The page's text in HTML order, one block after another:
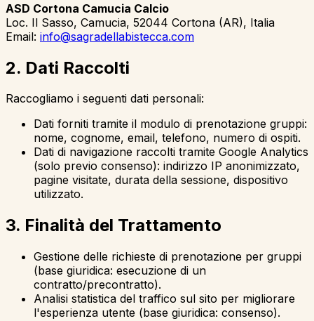
ASD Cortona Camucia Calcio
Loc. Il Sasso, Camucia, 52044 Cortona (AR), Italia
Email: info@sagradellabistecca.com
2. Dati Raccolti
Raccogliamo i seguenti dati personali:
Dati forniti tramite il modulo di prenotazione gruppi:
nome, cognome, email, telefono, numero di ospiti.
Dati di navigazione raccolti tramite Google Analytics
(solo previo consenso): indirizzo IP anonimizzato,
pagine visitate, durata della sessione, dispositivo
utilizzato.
3. Finalità del Trattamento
Gestione delle richieste di prenotazione per gruppi
(base giuridica: esecuzione di un
contratto/precontratto).
Analisi statistica del traffico sul sito per migliorare
l'esperienza utente (base giuridica: consenso).